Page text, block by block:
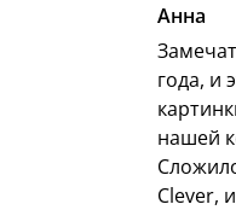
Анна
года, и
нашей
Clever,